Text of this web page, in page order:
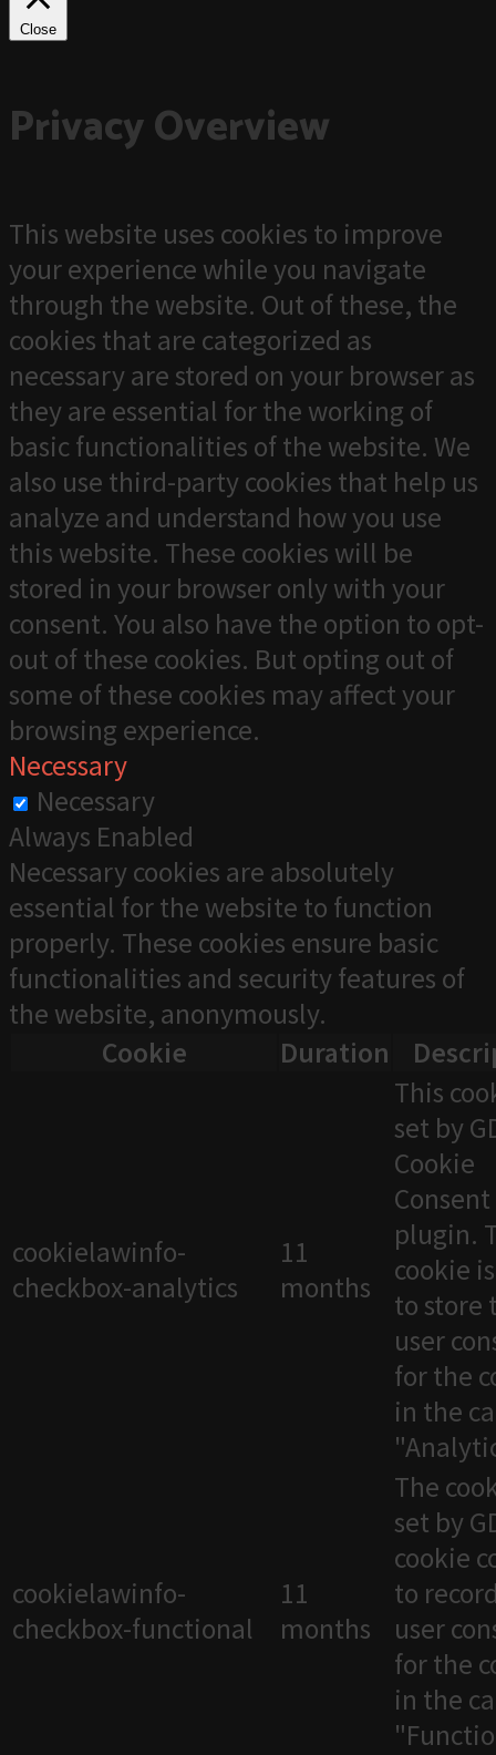
Close
Privacy Overview
This website uses cookies to improve
your experience while you navigate
through the website. Out of these, the
cookies that are categorized as
necessary are stored on your browser as
they are essential for the working of
basic functionalities of the website. We
also use third-party cookies that help us
analyze and understand how you use
this website. These cookies will be
stored in your browser only with your
consent. You also have the option to opt-
out of these cookies. But opting out of
some of these cookies may affect your
browsing experience.
Necessary
Necessary
Always Enabled
Necessary cookies are absolutely
essential for the website to function
properly. These cookies ensure basic
functionalities and security features of
the website, anonymously.
Cookie
Duration
cookielawinfo-
checkbox-analytics
11
months
This
set by
Cookie
Consent
plugin.
cookie
to store
user
for the
in the
cookielawinfo-
checkbox-functional
11
months
The
set by
cookie
to
user
for the
in the